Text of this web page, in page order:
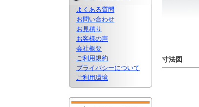
よくある質問
お問い合わせ
お見積り
お客様の声
会社概要
ご利用規約
プライバシーについて
ご利用環境
寸法図